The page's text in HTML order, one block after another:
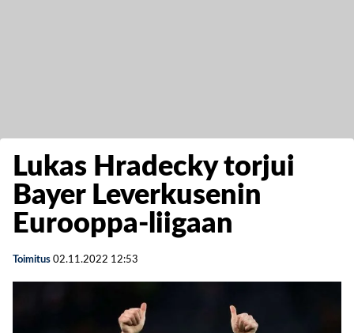
Lukas Hradecky torjui
Bayer Leverkusenin
Eurooppa-liigaan
Toimitus 02.11.2022 12:53